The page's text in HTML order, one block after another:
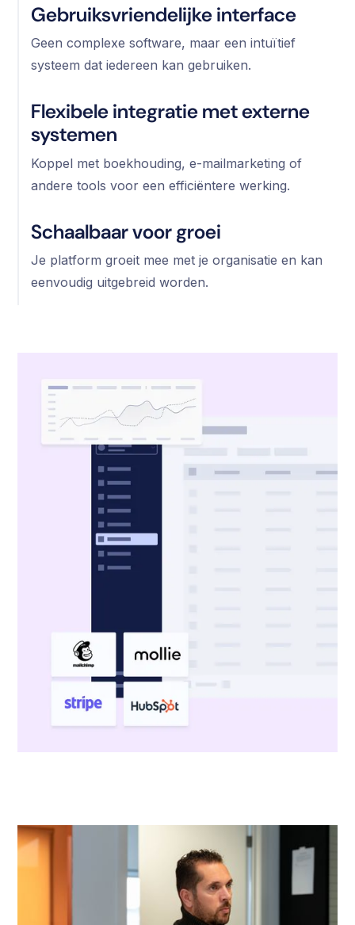
Gebruiksvriendelijke interface
Geen complexe software, maar een intuïtief
systeem dat iedereen kan gebruiken.
Flexibele integratie met externe
systemen
Koppel met boekhouding, e-mailmarketing of
andere tools voor een efficiëntere werking.
Schaalbaar voor groei
Je platform groeit mee met je organisatie en kan
eenvoudig uitgebreid worden.